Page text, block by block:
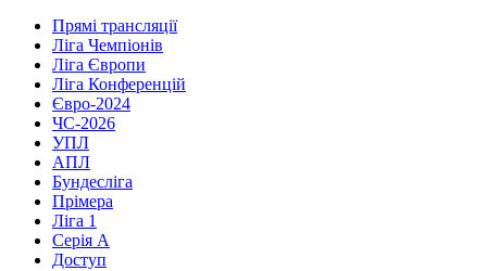
Прямі трансляції
Ліга Чемпіонів
Ліга Європи
Ліга Конференцій
Євро-2024
ЧС-2026
УПЛ
АПЛ
Бундесліга
Прімера
Ліга 1
Серія А
Доступ